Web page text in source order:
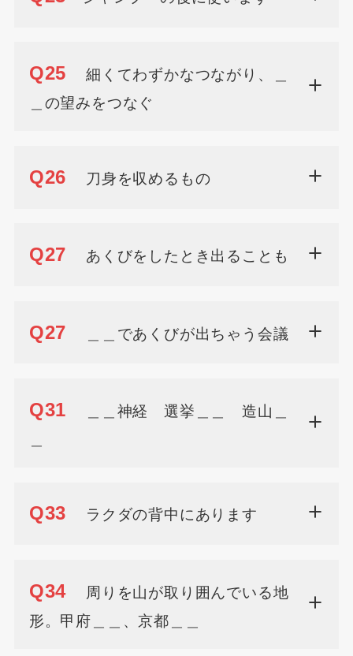
Q25
細くてわずかなつながり、＿
＿の望みをつなぐ
Q26 刀身を収めるもの
Q27 あくびをしたとき出ることも
Q27 ＿＿であくびが出ちゃう会議
Q31
＿＿神経 選挙＿＿ 造山＿
Q33 ラクダの背中にあります
Q34
周りを山が取り囲んでいる地
形。甲府＿＿、京都＿＿